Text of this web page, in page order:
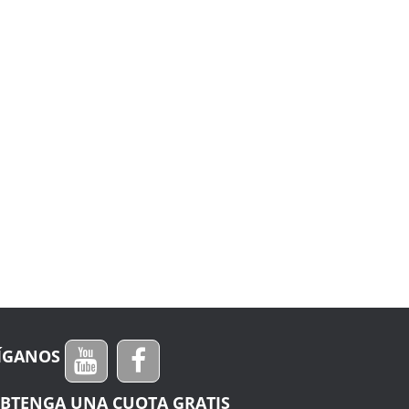
UNA CUOTA GRATIS